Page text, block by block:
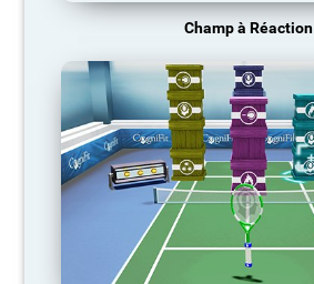
Champ à Réaction